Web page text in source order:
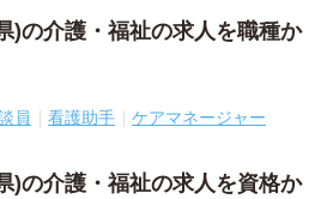
)の介護・福祉の求人を職種か
員 看護助手 ケアマネージャー
)の介護・福祉の求人を資格か